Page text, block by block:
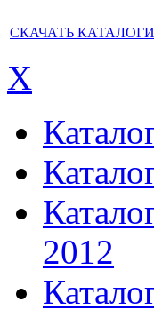
СКАЧАТЬ КАТАЛОГИ
X
2012